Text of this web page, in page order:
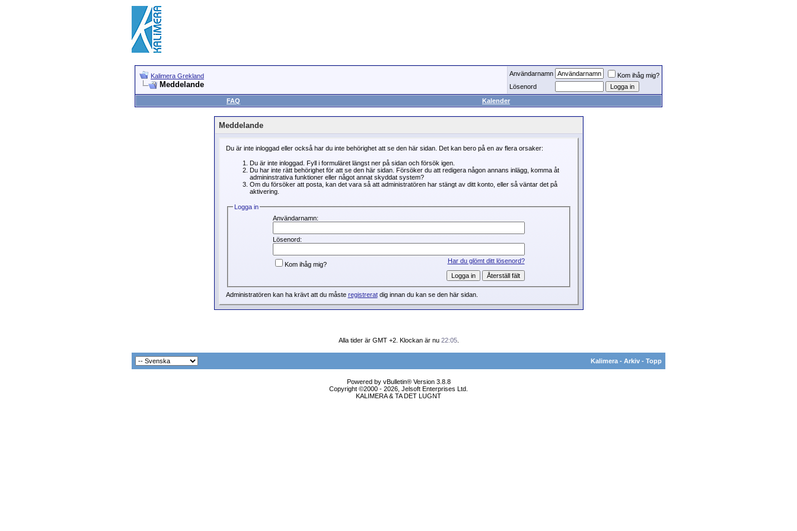
Kalimera Grekland
Meddelande
Användarnamn
Kom ihåg mig?
Lösenord
FAQ
Kalender
Meddelande
Du är inte inloggad eller också har du inte behörighet att se den här sidan. Det kan bero på en av flera orsaker:
Du är inte inloggad. Fyll i formuläret längst ner på sidan och försök igen.
Du har inte rätt behörighet för att se den här sidan. Försöker du att redigera någon annans inlägg, komma åt
admininstrativa funktioner eller något annat skyddat system?
Om du försöker att posta, kan det vara så att administratören har stängt av ditt konto, eller så väntar det på
aktivering.
Logga in
Användarnamn:
Lösenord:
Har du glömt ditt lösenord?
Kom ihåg mig?
Administratören kan ha krävt att du måste registreratdig innan du kan se den här sidan.
Alla tider är GMT +2. Klockan är nu 22:05.
Kalimera - Arkiv - Topp
Powered by vBulletin® Version 3.8.8
Copyright ©2000 - 2026, Jelsoft Enterprises Ltd.
KALIMERA & TA DET LUGNT